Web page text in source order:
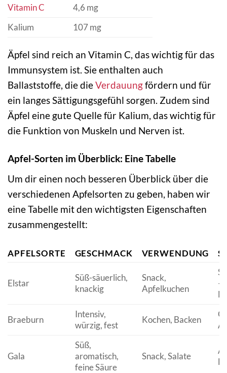
Vitamin C
4,6 mg
Kalium
107 mg
Äpfel sind reich an Vitamin C, das wichtig für das
Immunsystem ist. Sie enthalten auch
Ballaststoffe, die dieVerdauungfördern und für
ein langes Sättigungsgefühl sorgen. Zudem sind
Äpfel eine gute Quelle für Kalium, das wichtig für
die Funktion von Muskeln und Nerven ist.
Apfel-Sorten im Überblick: Eine Tabelle
Um dir einen noch besseren Überblick über die
verschiedenen Apfelsorten zu geben, haben wir
eine Tabelle mit den wichtigsten Eigenschaften
zusammengestellt:
APFELSORTE GESCHMACK VERWENDUNG
Elstar
Süß-säuerlich,
knackig
Snack,
Apfelkuchen
–
Braeburn
Intensiv,
würzig, fest
Kochen, Backen
Gala
Süß,
aromatisch,
feine Säure
Snack, Salate